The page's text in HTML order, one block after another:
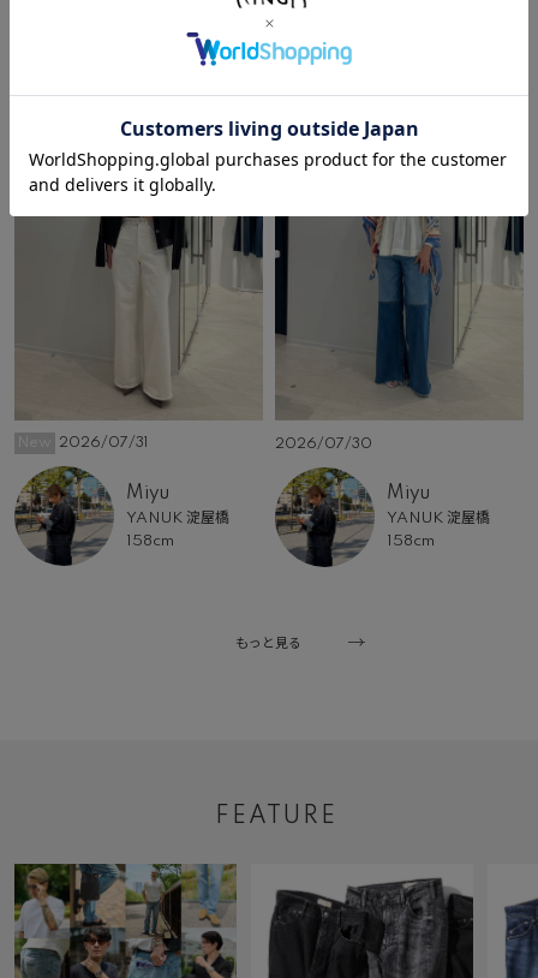
その他のコーディネート
2026/07/31
Miyu
YANUK 淀屋橋
158cm
2026/07/30
Miyu
YANUK 淀屋橋
158cm
もっと見る
FEATURE